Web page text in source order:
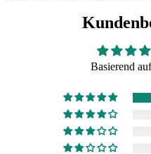
Basierend